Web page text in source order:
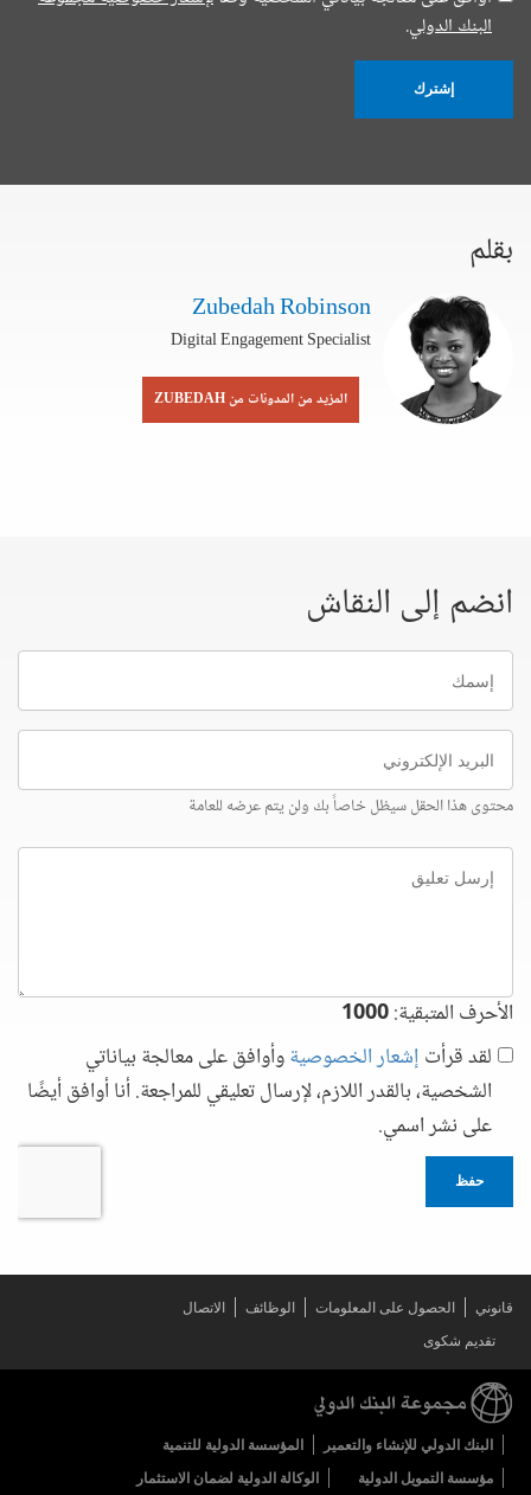
البنك الدولي.
إشترك
بقلم
Zubedah Robinson
Digital Engagement Specialist
المزيد من المدونات من ZUBEDAH
انضم إلى النقاش
إسمك
البريد
الإلكتروني
محتوى هذا الحقل سيظل خاصاً بك ولن يتم عرضه للعامة
إرسل
تعليق
الأحرف المتبقية:1000
لقد قرأت إشعار الخصوصيةوأوافق على معالجة بياناتي
الشخصية، بالقدر اللازم، لإرسال تعليقي للمراجعة. أنا أوافق أيضًا
على نشر اسمي.
حفظ
قانوني الحصول على المعلومات الوظائف
الاتصال
تقديم شكوى
البنك الدولي للإنشاء والتعمير
المؤسسة الدولية للتنمية
مؤسسة التمويل الدولية
الوكالة الدولية لضمان الاستثمار